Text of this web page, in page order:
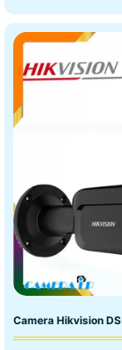
Camera Hikvision